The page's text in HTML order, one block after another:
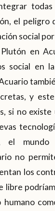
el peligro
social
Plutón en
social en
y
si no
mundo
no
los
libre